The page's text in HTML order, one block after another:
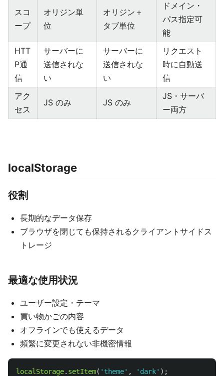
スコ
ープ
オリジン単
位
オリジン＋
タブ単位
ドメイン・
パス指定可
能
HTT
P通
信
サーバーに
送信されな
い
サーバーに
送信されな
い
リクエスト
時に自動送
信
アク
セス
JS のみ JS のみ
JS・サーバ
ー両方
localStorage
役割
長期的なデータ保存
ブラウザを閉じても保持されるクライアントサイドス
トレージ
最適な使用状況
ユーザー設定・テーマ
買い物かごの内容
オフラインでも使えるデータ
頻繁に変更されない非機密情報
localStorage. setItem( ' theme' , ' dark' );